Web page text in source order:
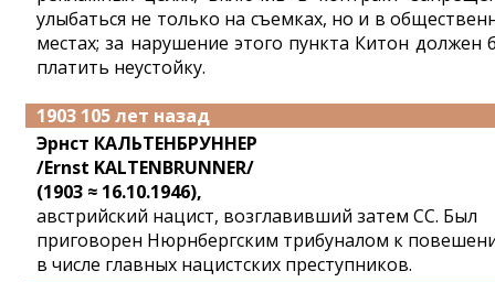
улыбаться не только на съемках, но и в
местах; за нарушение этого пункта Китон должен
платить неустойку.
1903 105 лет назад
Эрнст КАЛЬТЕНБРУННЕР
/Ernst KALTENBRUNNER/
(1903 ≈ 16.10.1946),
австрийский нацист, возглавивший затем СС. Был
приговорен Нюрнбергским трибуналом к
в числе главных нацистских преступников.